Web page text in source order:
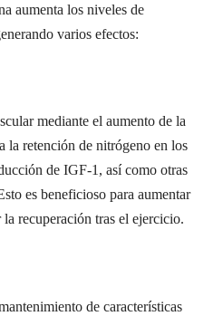
aumenta los niveles de
varios efectos:
mediante el aumento de la
la retención de nitrógeno en los
de IGF-1, así como otras
es beneficioso para aumentar
recuperación tras el ejercicio.
de características